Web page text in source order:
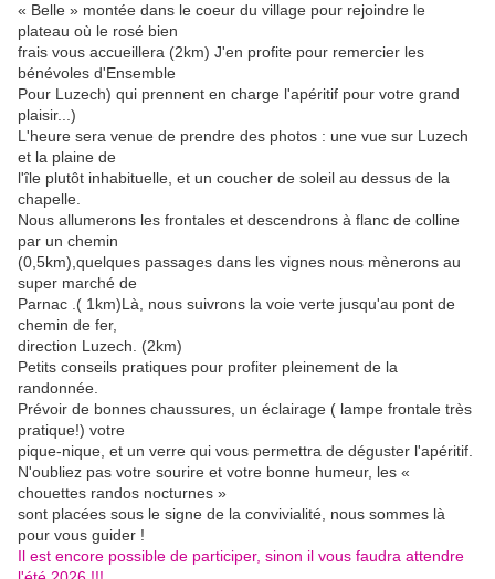
« Belle » montée dans le coeur du village pour rejoindre le
plateau où le rosé bien
frais vous accueillera (2km) J'en profite pour remercier les
bénévoles d'Ensemble
Pour Luzech) qui prennent en charge l'apéritif pour votre grand
plaisir...)
L'heure sera venue de prendre des photos : une vue sur Luzech
et la plaine de
l'île plutôt inhabituelle, et un coucher de soleil au dessus de la
chapelle.
Nous allumerons les frontales et descendrons à flanc de colline
par un chemin
(0,5km),quelques passages dans les vignes nous mènerons au
super marché de
Parnac .( 1km)Là, nous suivrons la voie verte jusqu'au pont de
chemin de fer,
direction Luzech. (2km)
Petits conseils pratiques pour profiter pleinement de la
randonnée.
Prévoir de bonnes chaussures, un éclairage ( lampe frontale très
pratique!) votre
pique-nique, et un verre qui vous permettra de déguster l'apéritif.
N'oubliez pas votre sourire et votre bonne humeur, les «
chouettes randos nocturnes »
sont placées sous le signe de la convivialité, nous sommes là
pour vous guider !
Il est encore possible de participer, sinon il vous faudra attendre